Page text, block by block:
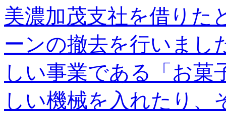
美濃加茂支社を借りた
ーンの撤去を行いまし
しい事業である「お菓
しい機械を入れたり